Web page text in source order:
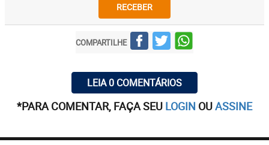
RECEBER
COMPARTILHE
LEIA 0 COMENTÁRIOS
*PARA COMENTAR, FAÇA SEU LOGIN OUASSINE